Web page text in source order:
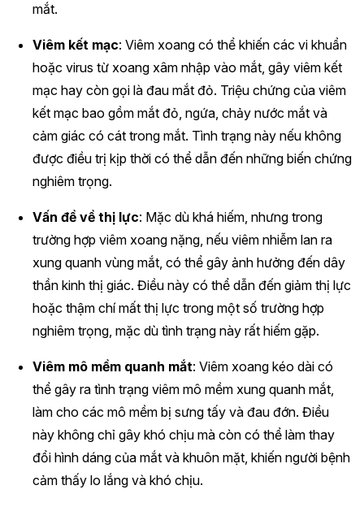
mắt.
Viêm kết mạc: Viêm xoang có thể khiến các vi khuẩn
hoặc virus từ xoang xâm nhập vào mắt, gây viêm kết
mạc hay còn gọi là đau mắt đỏ. Triệu chứng của viêm
kết mạc bao gồm mắt đỏ, ngứa, chảy nước mắt và
cảm giác có cát trong mắt. Tình trạng này nếu không
được điều trị kịp thời có thể dẫn đến những biến chứng
nghiêm trọng.
Vấn đề về thị lực: Mặc dù khá hiếm, nhưng trong
trường hợp viêm xoang nặng, nếu viêm nhiễm lan ra
xung quanh vùng mắt, có thể gây ảnh hưởng đến dây
thần kinh thị giác. Điều này có thể dẫn đến giảm thị lực
hoặc thậm chí mất thị lực trong một số trường hợp
nghiêm trọng, mặc dù tình trạng này rất hiếm gặp.
Viêm mô mềm quanh mắt: Viêm xoang kéo dài có
thể gây ra tình trạng viêm mô mềm xung quanh mắt,
làm cho các mô mềm bị sưng tấy và đau đớn. Điều
này không chỉ gây khó chịu mà còn có thể làm thay
đổi hình dáng của mắt và khuôn mặt, khiến người bệnh
cảm thấy lo lắng và khó chịu.